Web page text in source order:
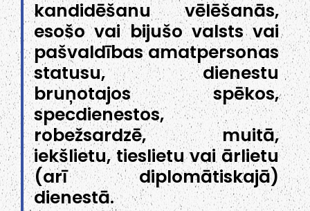
kandidēšanu vēlēšanās,
esošo vai bijušo valsts vai
pašvaldības amatpersonas
statusu, dienestu
bruņotajos spēkos,
specdienestos,
robežsardzē, muitā,
iekšlietu, tieslietu vai ārlietu
(arī diplomātiskajā)
dienestā.